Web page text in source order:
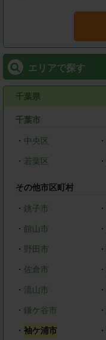
エリアで探す
千葉県
千葉市
・ 中央区 ・
・ 若葉区 ・
その他市区町村
・ 銚子市 ・
・ 館山市 ・
・ 野田市 ・
・ 佐倉市 ・
・ 流山市 ・
・ 鎌ケ谷市 ・
・ 袖ケ浦市 ・